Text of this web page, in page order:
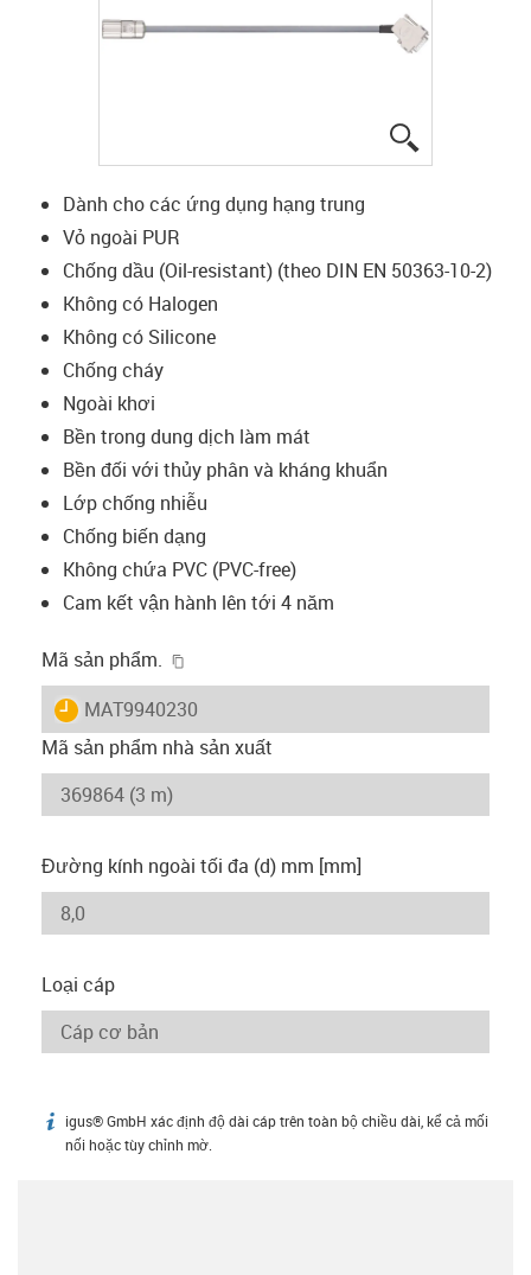
Dành cho các ứng dụng hạng trung
Vỏ ngoài PUR
Chống dầu (Oil-resistant) (theo DIN EN 50363-10-2)
Không có Halogen
Không có Silicone
Chống cháy
Ngoài khơi
Bền trong dung dịch làm mát
Bền đối với thủy phân và kháng khuẩn
Lớp chống nhiễu
Chống biến dạng
Không chứa PVC (PVC-free)
Cam kết vận hành lên tới 4 năm
Mã sản phẩm.
igus-icon-lieferzeit
MAT9940230
Mã sản phẩm nhà sản xuất
Đường kính ngoài tối đa (d) mm [mm]
Loại cáp
igus-icon-info
igus® GmbH xác định độ dài cáp trên toàn bộ chiều dài, kể cả mối
nối hoặc tùy chỉnh mờ.